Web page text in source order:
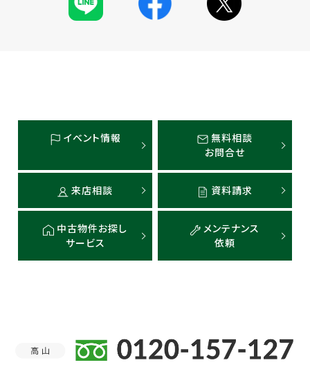
イベント情報
無料相談
お問合せ
来店相談 資料請求
中古物件お探し
サービス
メンテナンス
依頼